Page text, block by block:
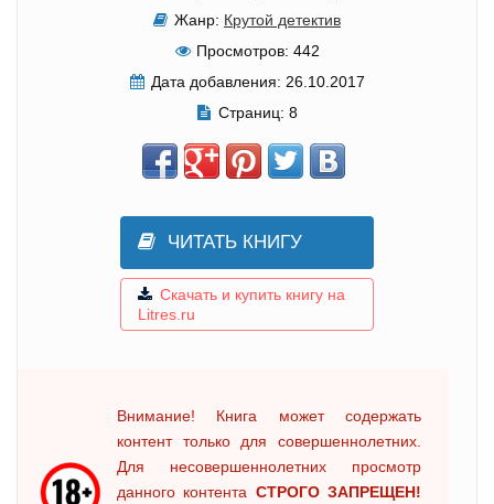
Жанр: Крутой детектив
Просмотров: 442
Дата добавления: 26.10.2017
Страниц: 8
ЧИТАТЬ КНИГУ
Скачать и купить книгу на
Litres.ru
Внимание! Книга может содержать
контент только для совершеннолетних.
Для несовершеннолетних просмотр
данного контента СТРОГО ЗАПРЕЩЕН!